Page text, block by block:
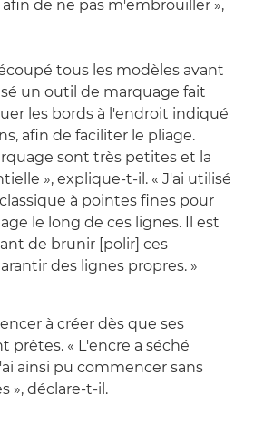
de ne pas m'embrouiller »,
tous les modèles avant
un outil de marquage fait
les bords à l'endroit indiqué
afin de faciliter le pliage.
sont très petites et la
», explique-t-il. « J'ai utilisé
à pointes fines pour
le long de ces lignes. Il est
de brunir [polir] ces
des lignes propres. »
à créer dès que ses
prêtes. « L'encre a séché
ainsi pu commencer sans
», déclare-t-il.